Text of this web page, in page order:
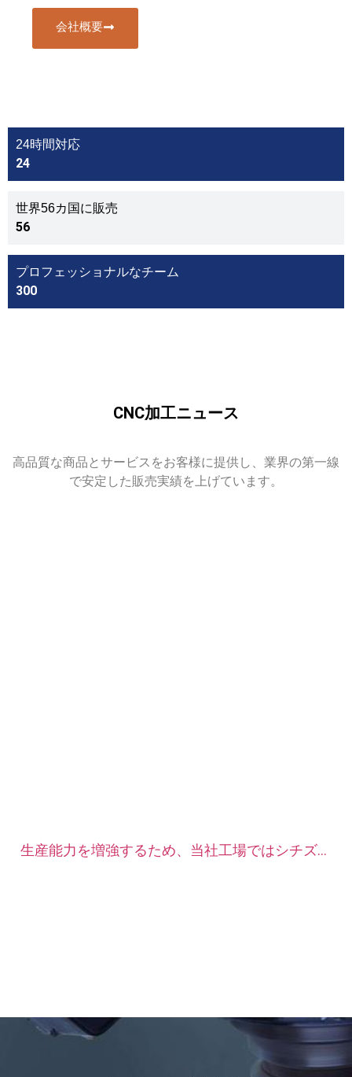
会社概要
24時間対応
24
世界56カ国に販売
56
プロフェッショナルなチーム
300
CNC加工ニュース
高品質な商品とサービスをお客様に提供し、業界の第一線
で安定した販売実績を上げています。
生産能力を増強するため、当社工場ではシチズン